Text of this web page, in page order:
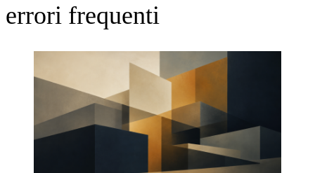
errori frequenti